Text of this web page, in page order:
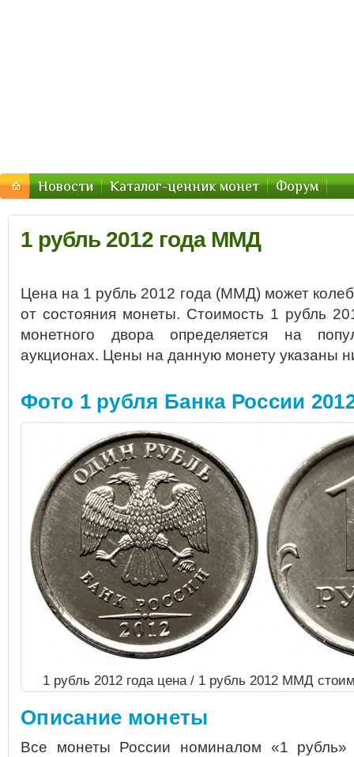
Новости Каталог-ценник монет Форум
1 рубль 2012 года ММД
Цена на 1 рубль 2012 года (ММД) может
от состояния монеты. Стоимость 1 рубль
монетного двора определяется на
аукционах. Цены на данную монету указаны
Фото 1 рубля Банка России
1 рубль 2012 года цена / 1 рубль 2012 ММД
Описание монеты
Все монеты России номиналом «1 рубль»